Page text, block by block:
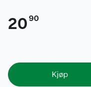
20 90
Kjøp